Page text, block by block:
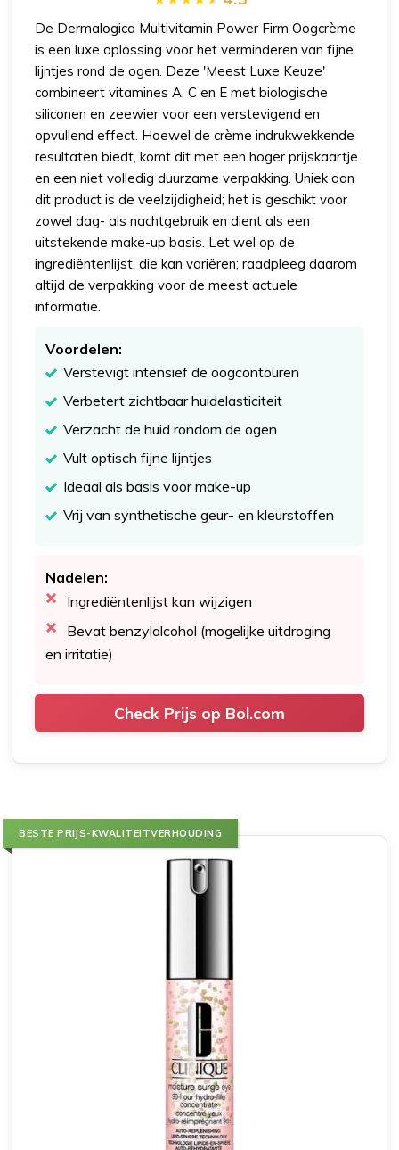
De Dermalogica Multivitamin Power Firm Oogcrème
is een luxe oplossing voor het verminderen van fijne
lijntjes rond de ogen. Deze 'Meest Luxe Keuze'
combineert vitamines A, C en E met biologische
siliconen en zeewier voor een verstevigend en
opvullend effect. Hoewel de crème indrukwekkende
resultaten biedt, komt dit met een hoger prijskaartje
en een niet volledig duurzame verpakking. Uniek aan
dit product is de veelzijdigheid; het is geschikt voor
zowel dag- als nachtgebruik en dient als een
uitstekende make-up basis. Let wel op de
ingrediëntenlijst, die kan variëren; raadpleeg daarom
altijd de verpakking voor de meest actuele
informatie.
Voordelen:
Verstevigt intensief de oogcontouren
Verbetert zichtbaar huidelasticiteit
Verzacht de huid rondom de ogen
Vult optisch fijne lijntjes
Ideaal als basis voor make-up
Vrij van synthetische geur- en kleurstoffen
Nadelen:
Ingrediëntenlijst kan wijzigen
Bevat benzylalcohol (mogelijke uitdroging
en irritatie)
Check Prijs op Bol.com
BESTE PRIJS-KWALITEITVERHOUDING